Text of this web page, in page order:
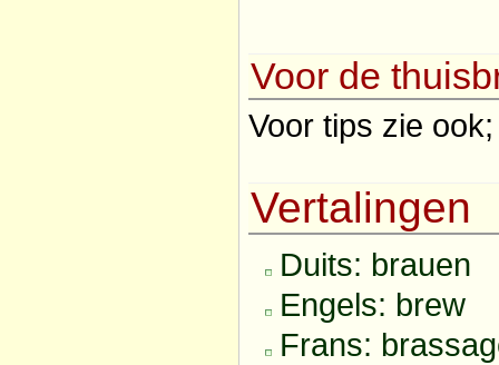
Voor de
Voor tips zie
Vertalingen
Duits: brauen
Engels: brew
Frans: